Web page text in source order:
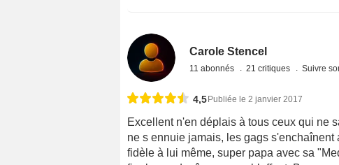
Carole Stencel
11 abonnés 21 critiques Suivre
4,5 Publiée le 2 janvier 2017
Excellent n'en déplais à tous ceux qui ne
ne s ennuie jamais, les gags
fidèle à lui même, super papa avec sa